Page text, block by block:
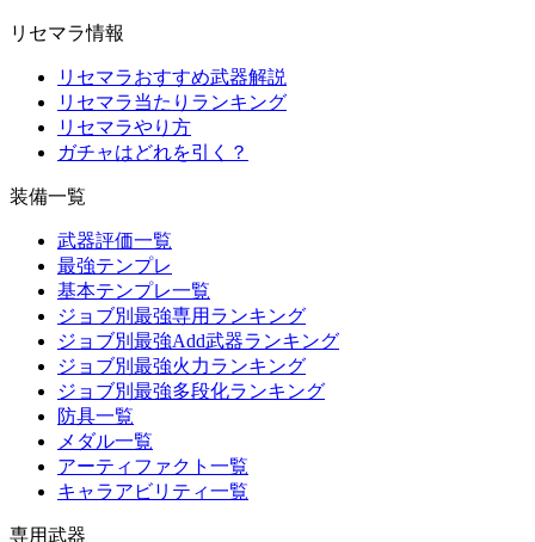
リセマラ情報
リセマラおすすめ武器解説
リセマラ当たりランキング
リセマラやり方
ガチャはどれを引く？
装備一覧
武器評価一覧
最強テンプレ
基本テンプレ一覧
ジョブ別最強専用ランキング
ジョブ別最強Add武器ランキング
ジョブ別最強火力ランキング
ジョブ別最強多段化ランキング
防具一覧
メダル一覧
アーティファクト一覧
キャラアビリティ一覧
専用武器